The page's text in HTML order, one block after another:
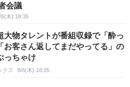
会議
6(木) 18:35
物タレントが番組収録で「酔っ
お客さん返してまだやってる」の
っちゃけ
クス 8/6(木) 18:35